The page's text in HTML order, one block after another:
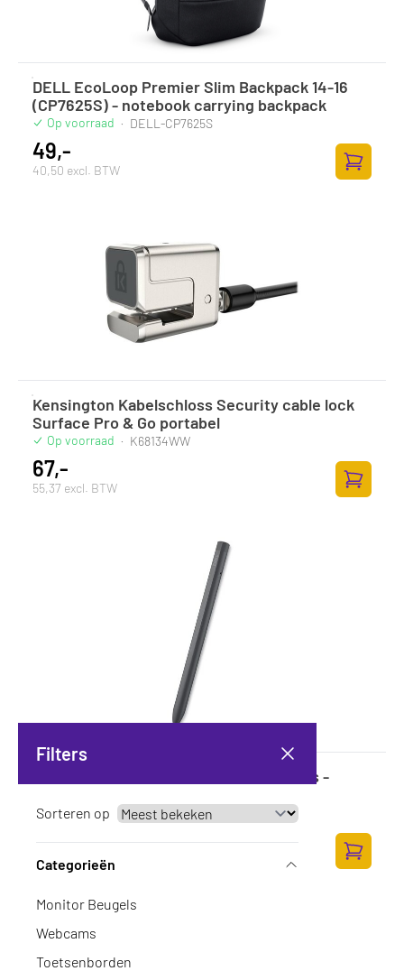
Filters
Sorteren op
Categorieën
Monitor Beugels
Webcams
Toetsenborden
DELL EcoLoop Premier Slim Backpack 14-16
(CP7625S) - notebook carrying backpack
Op voorraad · DELL-CP7625S
49,-
40,50 excl. BTW
Kensington Kabelschloss Security cable lock
Surface Pro & Go portabel
Op voorraad · K68134WW
67,-
55,37 excl. BTW
DELL Premium PN7522W - active stylus -
Op voorraad · DELL-PN7522W
93,-
76,86 excl. BTW